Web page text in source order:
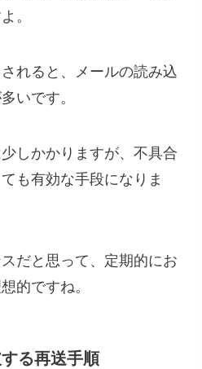
。
れると、メールの読み込
いです。
しかかりますが、不具合
も有効な手段になりま
だと思って、定期的にお
的ですね。
る再送手順